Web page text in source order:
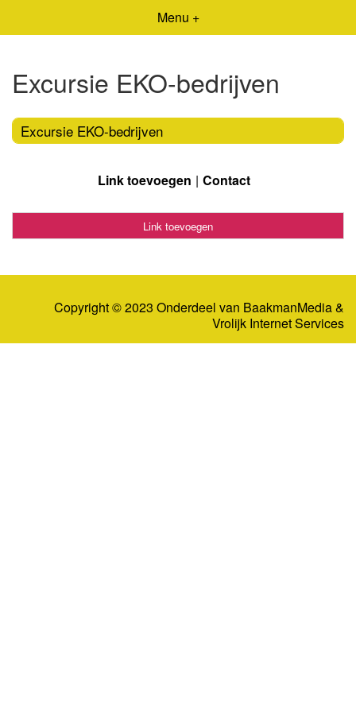
Menu +
Excursie EKO-bedrijven
Excursie EKO-bedrijven
Link toevoegen Contact
Link toevoegen
Copyright © 2023 Onderdeel van BaakmanMedia&
Vrolijk Internet Services